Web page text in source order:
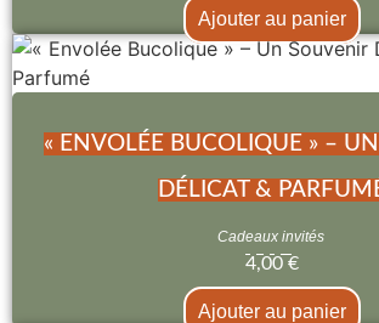
Ajouter au panier
« ENVOLÉE BUCOLIQUE » –
DÉLICAT &
Cadeaux invités
4,00 €
Ajouter au panier